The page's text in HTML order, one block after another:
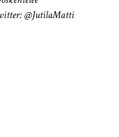
@JutilaMatti